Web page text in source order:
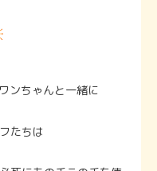
ンちゃんと一緒に
たちは